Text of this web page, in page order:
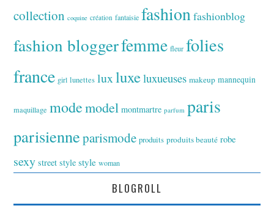
collection coquine création fantaisie fashionfashionblog
fashion bloggerfemme fleur folies
france girl lunettes luxluxeluxueuses makeup mannequin
maquillage modemodel montmartre parfum paris
parisienneparismode produits produits beauté robe
sexy street style style woman
BLOGROLL